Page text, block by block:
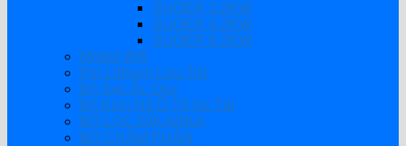
SUOER 3.2KW
SUOER 4.2KW
SUOER 6.2KW
Modul Wifi
Pin Lithium Lưu Trữ
Bộ Sạc Ắc Quy
Bộ Kích Nổ Ô Tô Xe Tải
BỘ LỌC ĐĨA ARKA
BỘ CHÂM PHÂN